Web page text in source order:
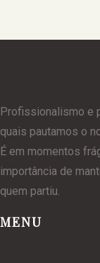
Profissionalismo e
quais pautamos o
É em momentos
importância de
quem partiu.
MENU